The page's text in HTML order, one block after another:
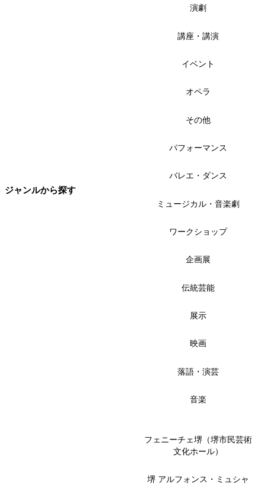
ジャンルから探す
演劇
講座・講演
イベント
オペラ
その他
パフォーマンス
バレエ・ダンス
ミュージカル・音楽劇
ワークショップ
企画展
伝統芸能
展示
映画
落語・演芸
音楽
フェニーチェ堺（堺市民芸術
文化ホール）
堺 アルフォンス・ミュシャ